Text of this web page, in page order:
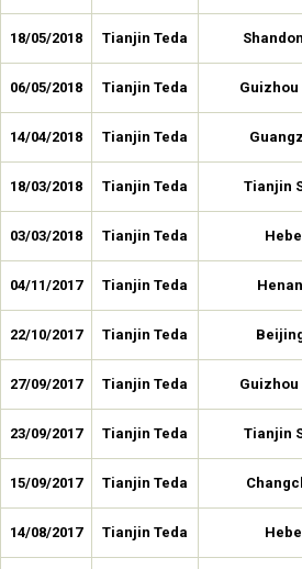
18/05/2018 Tianjin Teda
06/05/2018 Tianjin Teda
14/04/2018 Tianjin Teda
18/03/2018 Tianjin Teda Tianjin
03/03/2018 Tianjin Teda
04/11/2017 Tianjin Teda
22/10/2017 Tianjin Teda
27/09/2017 Tianjin Teda
23/09/2017 Tianjin Teda Tianjin
15/09/2017 Tianjin Teda
14/08/2017 Tianjin Teda